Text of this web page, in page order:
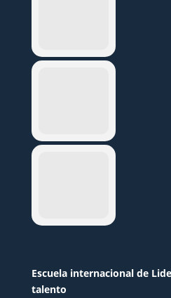
Escuela internacional de
talento